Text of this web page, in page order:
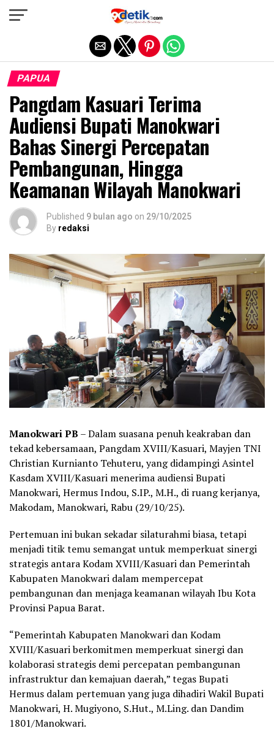
PAPUA
Pangdam Kasuari Terima
Audiensi Bupati Manokwari
Bahas Sinergi Percepatan
Pembangunan, Hingga
Keamanan Wilayah Manokwari
Published 9 bulan ago on 29/10/2025
By redaksi
Manokwari PB – Dalam suasana penuh keakraban dan
tekad kebersamaan, Pangdam XVIII/Kasuari, Mayjen TNI
Christian Kurnianto Tehuteru, yang didampingi Asintel
Kasdam XVIII/Kasuari menerima audiensi Bupati
Manokwari, Hermus Indou, S.IP., M.H., di ruang kerjanya,
Makodam, Manokwari, Rabu (29/10/25).
Pertemuan ini bukan sekadar silaturahmi biasa, tetapi
menjadi titik temu semangat untuk memperkuat sinergi
strategis antara Kodam XVIII/Kasuari dan Pemerintah
Kabupaten Manokwari dalam mempercepat
pembangunan dan menjaga keamanan wilayah Ibu Kota
Provinsi Papua Barat.
“Pemerintah Kabupaten Manokwari dan Kodam
XVIII/Kasuari berkomitmen memperkuat sinergi dan
kolaborasi strategis demi percepatan pembangunan
infrastruktur dan kemajuan daerah,” tegas Bupati
Hermus dalam pertemuan yang juga dihadiri Wakil Bupati
Manokwari, H. Mugiyono, S.Hut., M.Ling. dan Dandim
1801/Manokwari.
Exit mobile version